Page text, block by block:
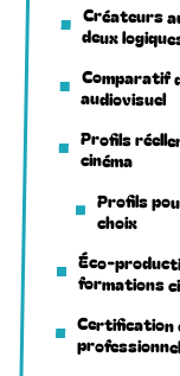
Créateurs
deux
Comparatif
audiovisuel
Profils
cinéma
Profils
choix
Éco-
formations
Certification